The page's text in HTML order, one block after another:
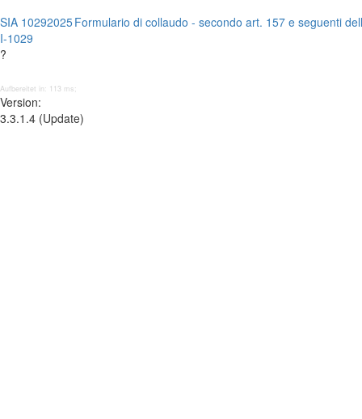
SIA 1029
I-1029
?
2025Formulario di collaudo - secondo art. 157 e seguenti
Aufbereitet in: 113 ms;
Version:
3.3.1.4 (Update)